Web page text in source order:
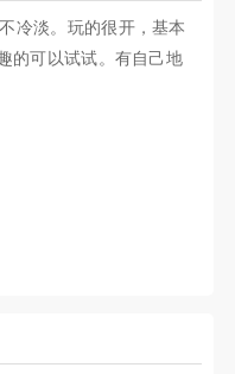
冷淡。玩的很开，基本
的可以试试。有自己地